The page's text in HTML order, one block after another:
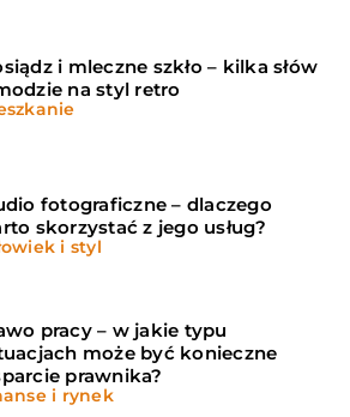
i mleczne szkło – kilka słów
na styl retro
fotograficzne – dlaczego
skorzystać z jego usług?
i styl
pracy – w jakie typu
może być konieczne
prawnika?
i rynek